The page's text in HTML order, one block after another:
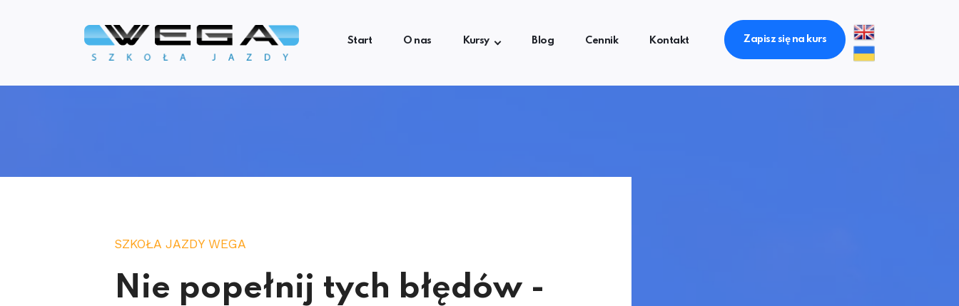
Start O nas Kursy Blog Cennik Kontakt Zapisz się na kurs
SZKOŁA JAZDY WEGA
Nie popełnij tych błędów -